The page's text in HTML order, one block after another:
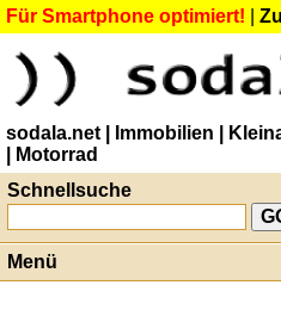
Für Smartphone optimiert!
sodala.net | Immobilien |
| Motorrad
Schnellsuche
Menü